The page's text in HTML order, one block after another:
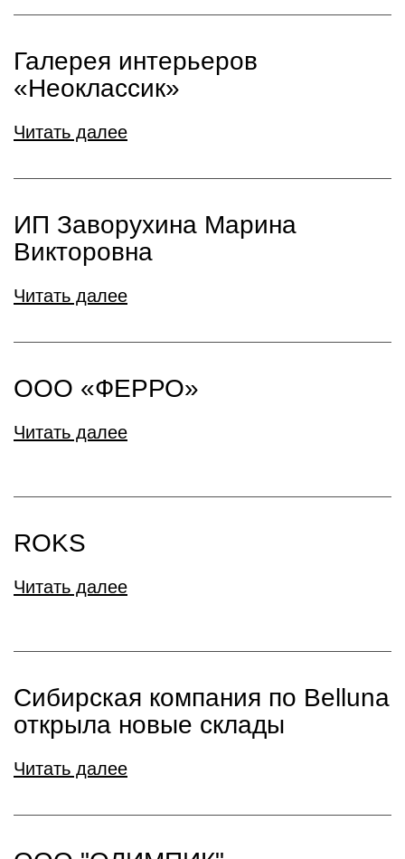
Галерея интерьеров
«Неоклассик»
Читать далее
ИП Заворухина Марина
Викторовна
Читать далее
ООО «ФЕРРО»
Читать далее
ROKS
Читать далее
Сибирская компания по Belluna
открыла новые склады
Читать далее